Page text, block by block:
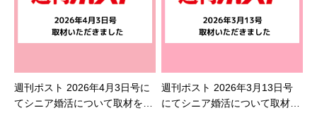
週刊ポスト 2026年4月3日号に
てシニア婚活について取材を受
週刊ポスト 2026年3月13日号
にてシニア婚活について取材を